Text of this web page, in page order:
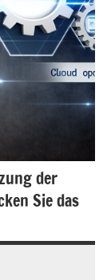
der
Sie das